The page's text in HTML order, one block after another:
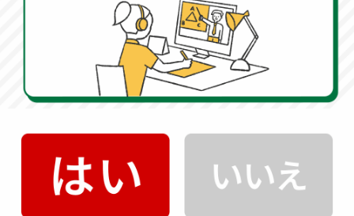
明治大学付属明治中学校の入試情報
科目別配点・試験時間
試験科目 配点